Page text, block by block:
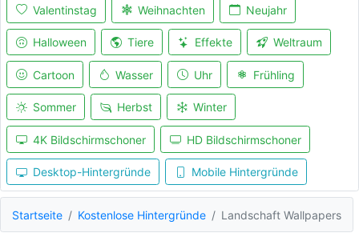
Valentinstag Weihnachten Neujahr
Halloween Tiere Effekte Weltraum
Cartoon Wasser Uhr Frühling
Sommer Herbst Winter
4K Bildschirmschoner HD Bildschirmschoner
Desktop-Hintergründe Mobile Hintergründe
Startseite Kostenlose Hintergründe Landschaft Wallpapers